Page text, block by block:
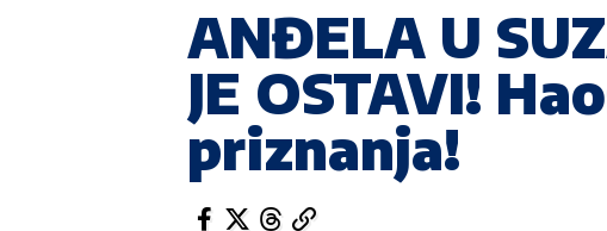
ANĐELA U
JE OSTAVI!
priznanja!